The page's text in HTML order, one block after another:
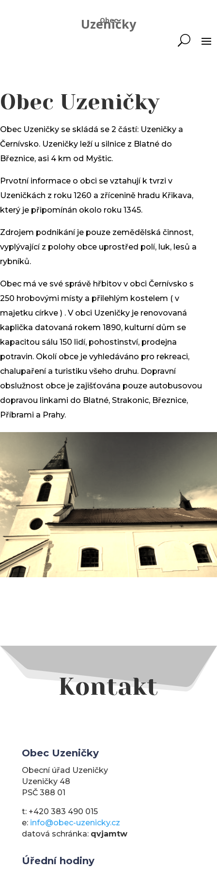
Obec
Uzeničky
Obec Uzeničky
Obec Uzeničky se skládá se 2 částí: Uzeničky a
Černívsko. Uzeničky leží u silnice z Blatné do
Březnice, asi 4 km od Myštic.
Prvotní informace o obci se vztahují k tvrzi v
Uzeničkách z roku 1260 a zřícenině hradu Křikava,
který je připomínán okolo roku 1345.
Zdrojem podnikání je pouze zemědělská činnost,
vyplývající z polohy obce uprostřed polí, luk, lesů a
rybníků.
Obec má ve své správě hřbitov v obci Černívsko s
250 hrobovými místy a přilehlým kostelem ( v
majetku církve ) . V obci Uzeničky je renovovaná
kaplička datovaná rokem 1890, kulturní dům se
kapacitou sálu 150 lidí, pohostinství, prodejna
potravin. Okolí obce je vyhledáváno pro rekreaci,
chalupaření a turistiku všeho druhu. Dopravní
obslužnost obce je zajišťována pouze autobusovou
dopravou linkami do Blatné, Strakonic, Březnice,
Příbrami a Prahy.
Kontakt
Obec Uzeničky
Obecní úřad Uzeničky
Uzeničky 48
PSČ 388 01
t: +420 383 490 015
e: info@obec-uzenicky.cz
datová schránka: qvjamtw
Úřední hodiny